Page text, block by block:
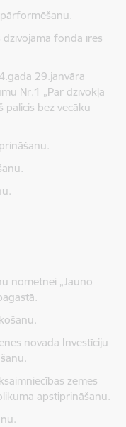
dzīvojamā fonda īres
29.janvāra
Nr.1 „Par dzīvokļa
bez vecāku
nometnei „Jauno
novada Investīciju
zemes
apstiprināšanu.